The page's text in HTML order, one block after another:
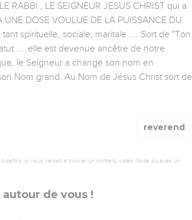
RABBI , LE SEIGNEUR JESUS CHRIST qui a
DOSE VOULUE DE LA PUISSANCE DU
spirituelle, sociale, maritale..... Sort de "Ton
est devenue ancêtre de notre
le Seigneur a changé son nom en
Nom grand. Au Nom de Jésus Christ sort de
reverend
si vous veniez à trouver un contenu vidéo illicite ou avec un
de vous !